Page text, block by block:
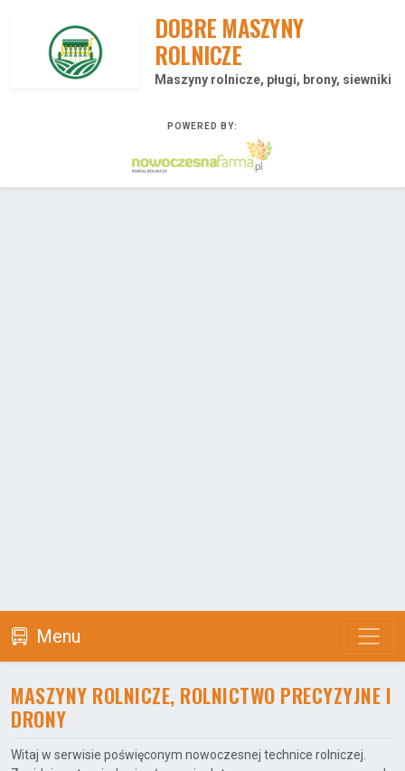
DOBRE MASZYNY
ROLNICZE
Maszyny rolnicze, pługi, brony, siewniki
POWERED BY:
Menu
MASZYNY ROLNICZE, ROLNICTWO PRECYZYJNE I
DRONY
Witaj w serwisie poświęconym nowoczesnej technice rolniczej.